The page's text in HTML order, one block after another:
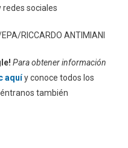
redes sociales
RICCARDO ANTIMIANI
Para obtener información
aquíy conoce todos los
también